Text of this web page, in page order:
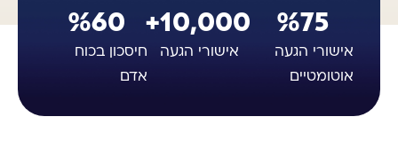
אישורי הגעה
אוטומטיים
75
%
אישורי הגעה
10,000
+
חיסכון בכוח
אדם
60
%